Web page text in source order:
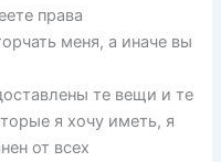
права
меня, а иначе вы
те вещи и те
я хочу иметь, я
от всех